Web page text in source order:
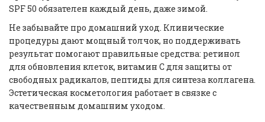
SPF 50 обязателен каждый день, даже зимой.
Не забывайте про домашний уход. Клинические
процедуры дают мощный толчок, но поддерживать
результат помогают правильные средства: ретинол
для обновления клеток, витамин С для защиты от
свободных радикалов, пептиды для синтеза коллагена.
Эстетическая косметология работает в связке с
качественным домашним уходом.